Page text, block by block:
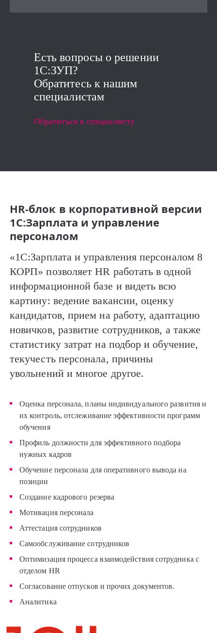
Есть вопросы о решении
1C:ЗУП?
Обратитесь к нашим
специалистам
Обратиться к специалисту
HR-блок в корпоративной версии
1С:Зарплата и управление
персоналом
«1С:Зарплата и управления персоналом 8
КОРП» позволяет HR работать в одной
информационной базе и видеть всю
картину: ведение вакансии, оценку
кандидатов, прием на работу, адаптацию
новичков, развитие сотрудников, а также
статистику затрат на подбор и обучение,
текучесть персонала, причины
увольнений и многое другое.
Оценка персонала, планы индивидуального развития и
их контроль, отслеживание эффективности программ
обучения
Профиль должности для эффективного подбора
нужных кадров
Обучение персонала для оперативного вывода на
позиции
Создание кадрового резерва
Мотивация персонала
Аттестация сотрудников
Самообслуживание сотрудников
Оптимизация процесса взаимодействия сотрудника с
отделом HR
Согласование отпусков и прочих документов.
Аналитика